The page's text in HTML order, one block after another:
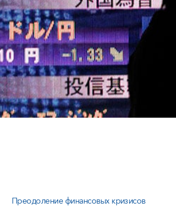
Преодоление финансовых кризисов